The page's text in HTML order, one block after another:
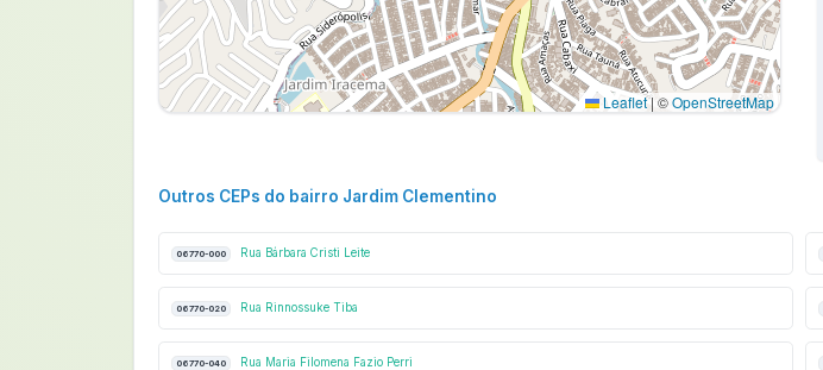
Leaflet | ©OpenStreetMap
Outros CEPs do bairro Jardim Clementino
06770-000 Rua Bárbara Cristi Leite
06770-020 Rua Rinnossuke Tiba
06770-040 Rua Maria Filomena Fazio Perri